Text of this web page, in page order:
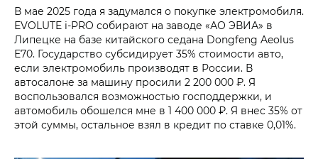
В мае 2025 года я задумался о покупке электромобиля.
EVOLUTE i‑PRO собирают на заводе «АО ЭВИА» в
Липецке на базе китайского седана Dongfeng Aeolus
E70. Государство субсидирует 35% стоимости авто,
если электромобиль производят в России. В
автосалоне за машину просили 2 200 000 ₽. Я
воспользовался возможностью господдержки, и
автомобиль обошелся мне в 1 400 000 ₽. Я внес 35% от
этой суммы, остальное взял в кредит по ставке 0,01%.